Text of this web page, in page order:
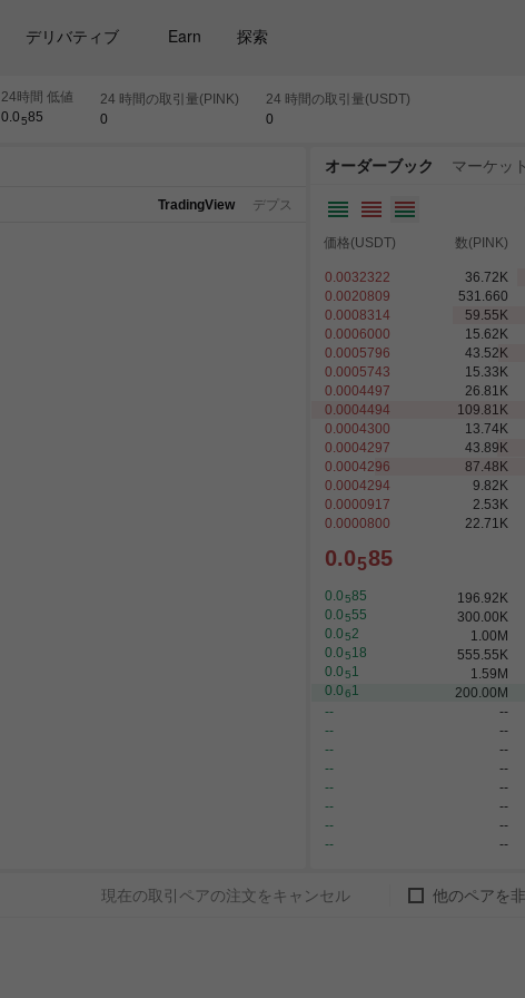
デリバティブ Earn 探索
24時間 低値
0.0585
24 時間の取引量(PINK)
0
24 時間の取引量(USDT)
0
TradingView デプス
オーダーブック マーケッ
価格(USDT) 数(PINK)
0.0032322 36.72K
0.0020809
531.660
0.0008314
59.55K
0.0006000
15.62K
0.0005796
43.52K
0.0005743
15.33K
0.0004497
26.81 K
0.0004494
109.81 K
0.0004300
13.74K
0.0004297
43.89K
0.0004296
87.48K
0.0004294
9.82K
0.0000917
2.53K
0.0000800
22.71 K
0.0585
0.0585 196.92K
0.0555 300.00K
0.052 1.00M
0.0518 555.55K
0.051 1.59M
0.061 200.00M
--
--
--
--
--
--
--
--
--
--
--
--
--
--
--
--
現在の取引ペアの注文をキャンセル 他のペアを